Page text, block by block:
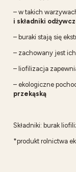
– w takich
i składniki
– buraki stają się
– zachowany jest
– liofilizacja
– ekologiczne
przekąską
Składniki: burak
*produkt rolnictwa